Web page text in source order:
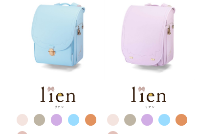
バイカラー ピンク バイカラー パープル
キャメル・オレンジ
萬勇鞄ランドセル
カラー選びガイド